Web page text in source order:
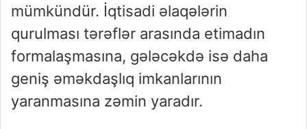
mümkündür. İqtisadi əlaqələrin
qurulması tərəflər arasında etimadın
formalaşmasına, gələcəkdə isə daha
geniş əməkdaşlıq imkanlarının
yaranmasına zəmin yaradır.